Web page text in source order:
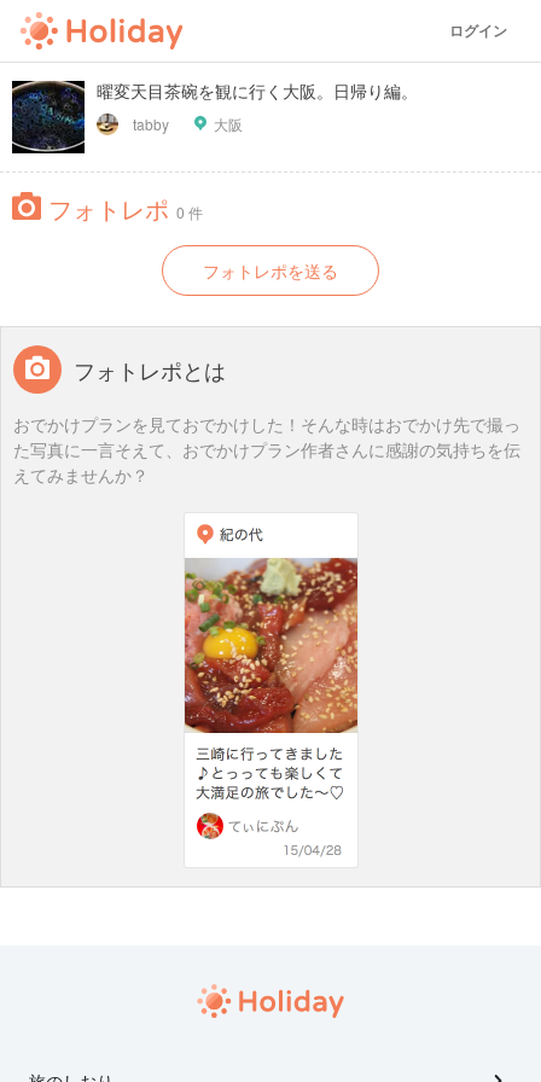
ログイン
曜変天目茶碗を観に行く大阪。日帰り編。
tabby 大阪
フォトレポ 0 件
フォトレポを送る
フォトレポとは
おでかけプランを見ておでかけした！そんな時はおでかけ先で撮っ
た写真に一言そえて、おでかけプラン作者さんに感謝の気持ちを伝
えてみませんか？